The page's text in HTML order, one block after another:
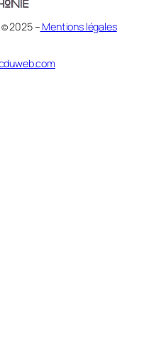
©2025 – Mentions légales